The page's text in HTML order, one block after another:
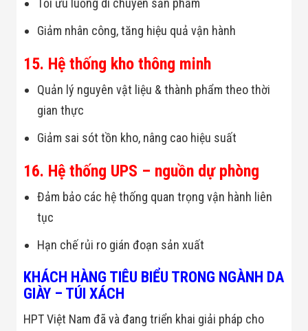
Giảm nhân công, tăng hiệu quả vận hành
15. Hệ thống kho thông minh
Quản lý nguyên vật liệu & thành phẩm theo thời
gian thực
Giảm sai sót tồn kho, nâng cao hiệu suất
16. Hệ thống UPS – nguồn dự phòng
Đảm bảo các hệ thống quan trọng vận hành liên
tục
Hạn chế rủi ro gián đoạn sản xuất
KHÁCH HÀNG TIÊU BIỂU TRONG NGÀNH DA
GIÀY – TÚI XÁCH
HPT Việt Nam đã và đang triển khai giải pháp cho